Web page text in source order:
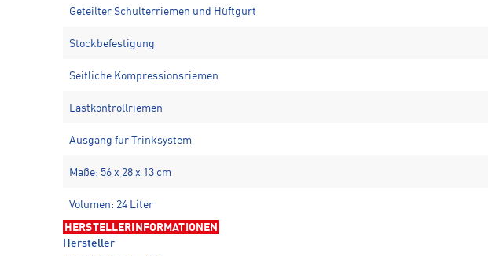
Geteilter Schulterriemen und Hüftgurt
Stockbefestigung
Seitliche Kompressionsriemen
Lastkontrollriemen
Ausgang für Trinksystem
Maße: 56 x 28 x 13 cm
Volumen: 24 Liter
HERSTELLERINFORMATIONEN
Hersteller